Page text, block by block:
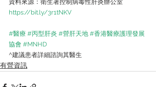
資料來源：衛生署控制病毒性肝炎辦公室
https://bit.ly/3r1tNKV
#醫療 #丙型肝炎 #營肝天地 #香港醫療護理發展
協會 #MNHD
^建議患者詳細諮詢其醫生
有營資訊